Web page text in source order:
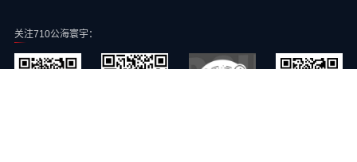
关注710公海寰宇：